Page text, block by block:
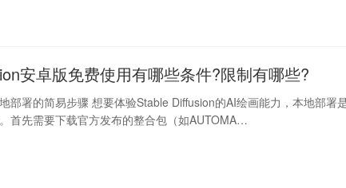
安卓版免费使用有哪些条件?限制有哪些?
部署的简易步骤 想要体验Stable Diffusion的AI绘画能力，本地部署
首先需要下载官方发布的整合包（如AUTOMA…